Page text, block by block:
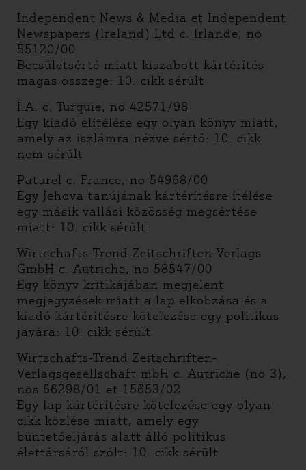
Independent News & Media et Independent
Newspapers (Ireland) Ltd c. Irlande, no
55120/00
Becsületsérté miatt kiszabott kártérítés
magas összege: 10. cikk sérült
İ.A. c. Turquie, no 42571/98
Egy kiadó elítélése egy olyan könyv miatt,
amely az iszlámra nézve sértő: 10. cikk
nem sérült
Paturel c. France, no 54968/00
Egy Jehova tanújának kártérítésre ítélése
egy másik vallási közösség megsértése
miatt: 10. cikk sérült
Wirtschafts-Trend Zeitschriften-Verlags
GmbH c. Autriche, no 58547/00
Egy könyv kritikájában megjelent
megjegyzések miatt a lap elkobzása és a
kiadó kártérítésre kötelezése egy politikus
javára: 10. cikk sérült
Wirtschafts-Trend Zeitschriften-
Verlagsgesellschaft mbH c. Autriche (no 3),
nos 66298/01 et 15653/02
Egy lap kártérítésre kötelezése egy olyan
cikk közlése miatt, amely egy
büntetőeljárás alatt álló politikus
élettársáról szólt: 10. cikk sérült